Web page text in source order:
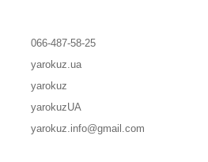
066-487-58-25
yarokuz.ua
yarokuz
yarokuzUA
yarokuz.info@gmail.com